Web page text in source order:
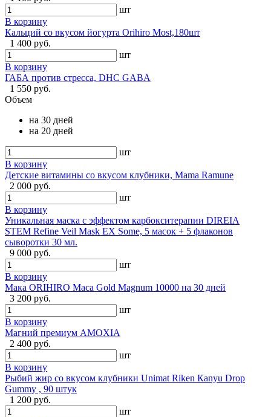
шт
В корзину
Кальций со вкусом йогурта Orihiro Most,180шт
1 400 руб.
шт
В корзину
ГАБА против стресса, DHC GABA
1 550 руб.
Объем
на 30 дней
на 20 дней
шт
В корзину
Детские витамины со вкусом клубники, Mama Ramune
2 000 руб.
шт
В корзину
Уникальная маска с эффектом карбокситерапии DIREIA
STEM Refine Veil Mask EX Some, 5 масок + 5 флаконов
сыворотки 30 мл.
9 000 руб.
шт
В корзину
Мака ORIHIRO Maca Gold Magnum 10000 на 30 дней
3 200 руб.
шт
В корзину
Магний премиум AMOXIA
2 400 руб.
шт
В корзину
Рыбий жир со вкусом клубники Unimat Riken Кanyu Drop
Gummy , 90 штук
1 200 руб.
шт